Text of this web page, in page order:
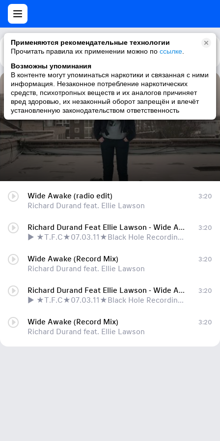
Применяются рекомендательные технологии
Прочитать правила их применении можно по ссылке
Возможны упоминания
В контенте могут упоминаться наркотики и связанная с ними
информация. Незаконное потребление наркотических
средств, психотропных веществ и их аналогов причиняет
вред здоровью, их незаконный оборот запрещён и влечёт
установленную законодательством ответственность
Каталог Рекомендации
Wide Awake (radio edit)
Richard Durand feat. Ellie Lawson
Wide Awake (radio edit)
Richard Durand feat. Ellie Lawson
3:20
Richard Durand Feat Ellie Lawson - Wide Awake (Radio Edit)
► ★T.F.C★07.03.11★Black Hole Recordings★EXCLUSIVE MUSIC★
3:20
Wide Awake (Record Mix)
Richard Durand feat. Ellie Lawson
3:20
Richard Durand Feat Ellie Lawson - Wide Awake (Radio Edit)
► ★T.F.C★07.03.11★Black Hole Recordings★EXCLUSIVE MUSIC★
3:20
Wide Awake (Record Mix)
Richard Durand feat. Ellie Lawson
3:20